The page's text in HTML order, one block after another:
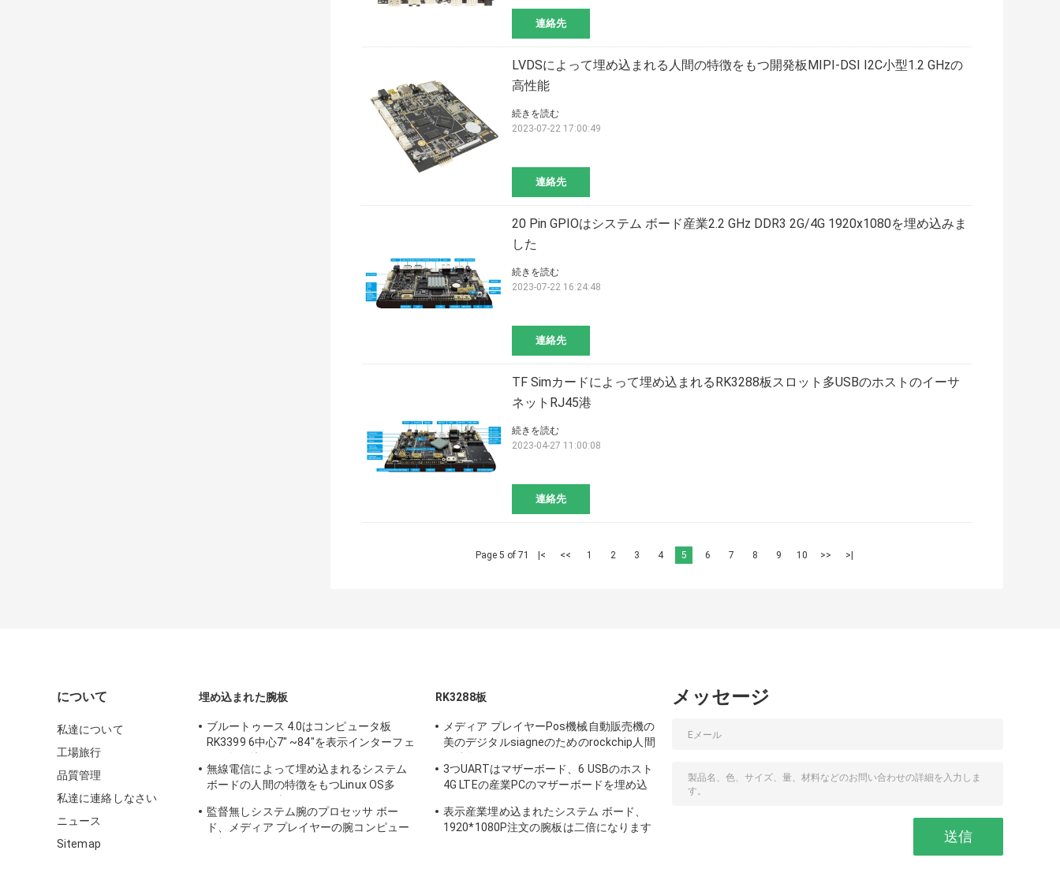
連絡先
LVDSによって埋め込まれる人間の特徴をもつ開発板MIPI-DSI I2C小型1.2 GHzの
高性能
連絡先
続きを読む
2023-07-22 17:00:49
20 Pin GPIOはシステム ボード産業2.2 GHz DDR3 2G/4G 1920x1080を埋め込みま
した
連絡先
続きを読む
2023-07-22 16:24:48
TF Simカードによって埋め込まれるRK3288板スロット多USBのホストのイーサ
ネットRJ45港
連絡先
続きを読む
2023-04-27 11:00:08
Page 5 of 71 |< << 1 2 3 4 5 6 7 8 9 10 >> >|
について
私達について
工場旅行
品質管理
私達に連絡しなさい
ニュース
Sitemap
埋め込まれた腕板
ブルートゥース 4.0はコンピュータ板
RK3399 6中心7" ~84"を表示インターフェ
無線電信によって埋め込まれるシステム
ボードの人間の特徴をもつLinux OS多
監督無しシステム腕のプロセッサ ボー
ド、メディア プレイヤーの腕コンピュー
RK3288板
メディア プレイヤーPos機械自動販売機の
美のデジタルsiagneのためのrockchip人間
ード
3つUARTはマザーボード、6 USBのホスト
4G LTEの産業PCのマザーボードを埋め込
表示産業埋め込まれたシステム ボード、
1920*1080P注文の腕板は二倍になります
メッセージ